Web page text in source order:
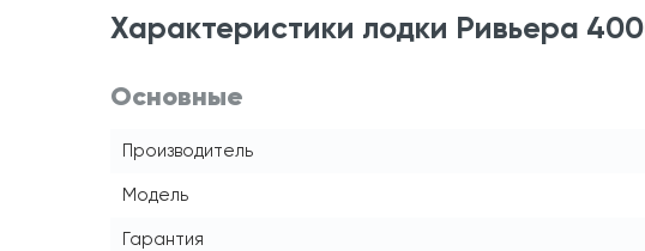
Характеристики лодки Ривьера
Основные
Производитель
Модель
Гарантия